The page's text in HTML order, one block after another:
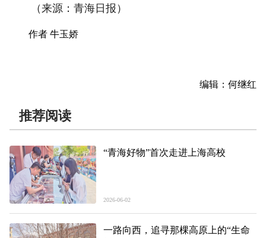
（来源：青海日报）
作者 牛玉娇
编辑：何继红
推荐阅读
“青海好物”首次走进上海高校
2026-06-02
一路向西，追寻那棵高原上的“生命